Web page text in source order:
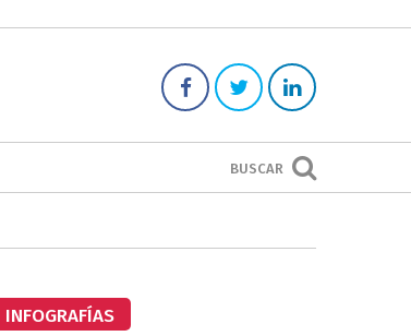
BUSCAR
INFOGRAFÍAS